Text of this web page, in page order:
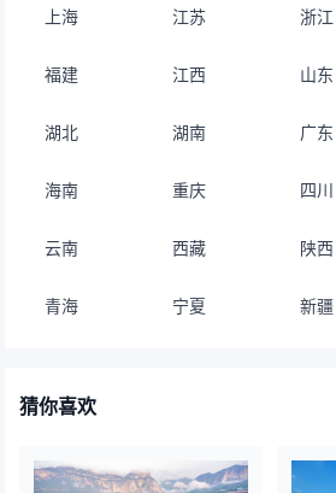
上海 江苏 浙江
福建 江西 山东
湖北 湖南 广东
海南 重庆 四川
云南 西藏 陕西
青海 宁夏 新疆
猜你喜欢